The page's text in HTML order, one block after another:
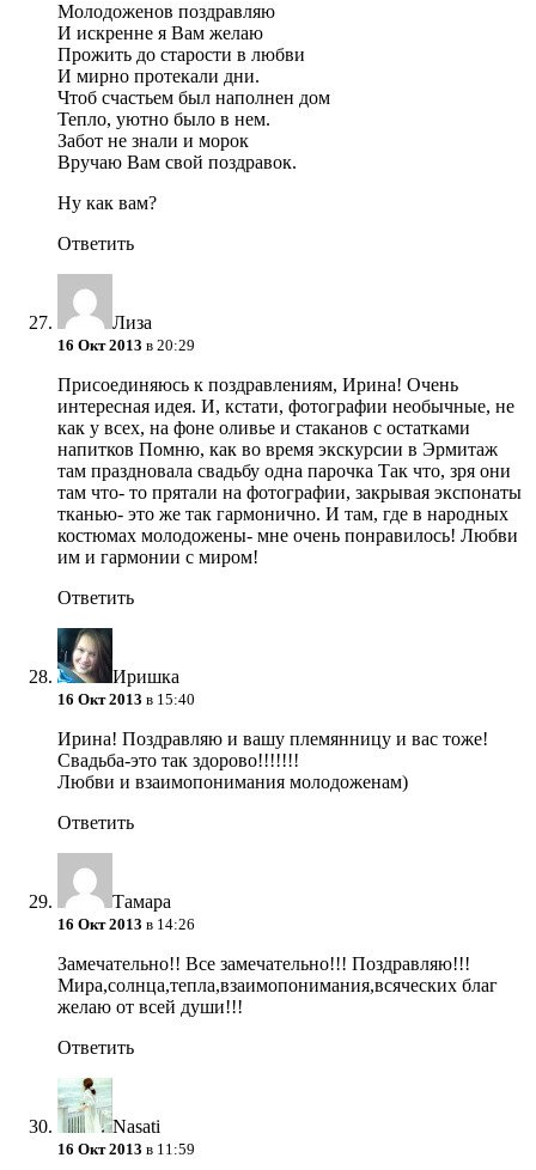
Молодоженов поздравляю
И искренне я Вам желаю
Прожить до старости в любви
И мирно протекали дни.
Чтоб счастьем был наполнен дом
Тепло, уютно было в нем.
Забот не знали и морок
Вручаю Вам свой поздравок.
Ну как вам?
Ответить
Лиза
16 Окт 2013 в 20:29
Присоединяюсь к поздравлениям, Ирина! Очень
интересная идея. И, кстати, фотографии необычные, не
как у всех, на фоне оливье и стаканов с остатками
напитков Помню, как во время экскурсии в Эрмитаж
там праздновала свадьбу одна парочка Так что, зря они
там что- то прятали на фотографии, закрывая экспонаты
тканью- это же так гармонично. И там, где в народных
костюмах молодожены- мне очень понравилось! Любви
им и гармонии с миром!
Ответить
Иришка
16 Окт 2013 в 15:40
Ирина! Поздравляю и вашу племянницу и вас тоже!
Свадьба-это так здорово!!!!!!!
Любви и взаимопонимания молодоженам)
Ответить
Тамара
16 Окт 2013 в 14:26
Замечательно!! Все замечательно!!! Поздравляю!!!
Мира,солнца,тепла,взаимопонимания,всяческих благ
желаю от всей души!!!
Ответить
Nasati
16 Окт 2013 в 11:59